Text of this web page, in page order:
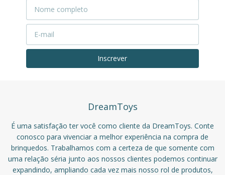
DreamToys
É uma satisfação ter você como cliente da DreamToys. Conte
conosco para vivenciar a melhor experiência na compra de
brinquedos. Trabalhamos com a certeza de que somente com
uma relação séria junto aos nossos clientes podemos continuar
expandindo, ampliando cada vez mais nosso rol de produtos,